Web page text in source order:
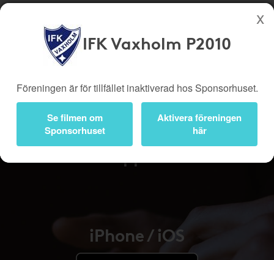
Köp genom denna sida stöttar IFK Vaxholm P2010
Presentkort
Kampanjer
Bli medlem
Logga in
IFK Vaxholm P2010
Föreningen är för tillfället inaktiverad hos Sponsorhuset.
Se filmen om
Sponsorhuset
Aktivera föreningen
här
iPhone / iOS